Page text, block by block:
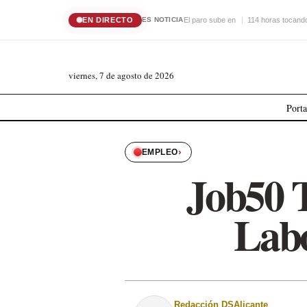
EN DIRECTO ES NOTICIAEl paro sube en 114 horas
viernes, 7 de agosto de 2026
EMPLEO›
Job50
Redacción DSAlicante